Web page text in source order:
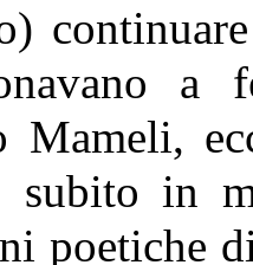
a
Mameli,
subito in
poetiche